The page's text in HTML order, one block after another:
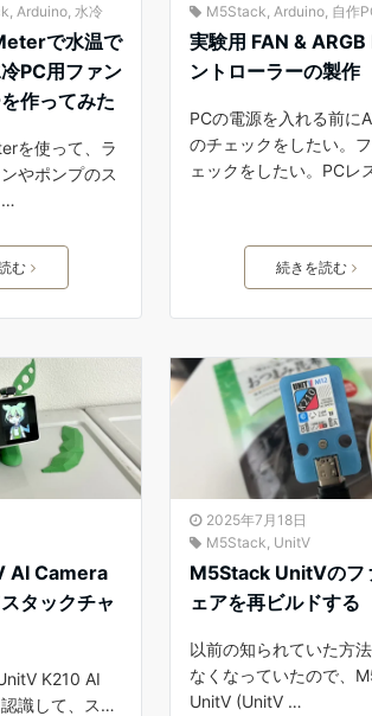
Arduino 水冷
で水温で
PC用ファン
作ってみた
を使って、ラ
やポンプのス
…
む
M5Stack Arduino 自作
実験用 FAN & ARGB
ントローラーの製作
PCの電源を入れる前に
のチェックをしたい。
ェックをしたい。PCレ
続きを読む
AI Camera
タックチャ
K210 AI
識して、ス…
2025年7月18日
M5Stack UnitV
M5Stack UnitVのフ
ェアを再ビルドする
以前の知られていた方
なくなっていたので、
UnitV (UnitV …